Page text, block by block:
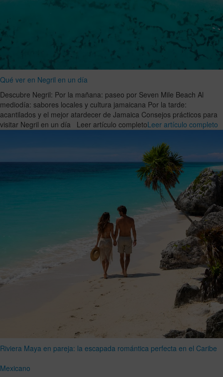
Qué ver en Negril en un día
Descubre Negril: Por la mañana: paseo por Seven Mile Beach Al
mediodía: sabores locales y cultura jamaicana Por la tarde:
acantilados y el mejor atardecer de Jamaica Consejos prácticos para
visitar Negril en un día Leer artículo completoLeer artículo completo
Riviera Maya en pareja: la escapada romántica perfecta en el Caribe
Mexicano